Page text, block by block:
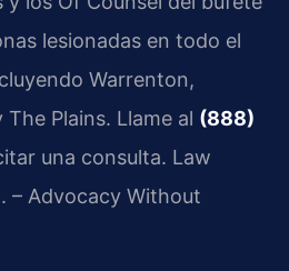
lesionadas en todo el
Warrenton,
Plains. Llame al (888)
una consulta. Law
– Advocacy Without